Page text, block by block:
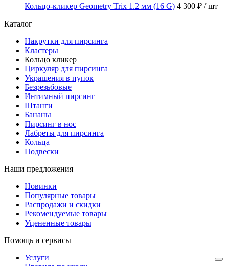
Кольцо-кликер Geometry Trix 1.2 мм (16 G) 4 300 ₽ / шт
Каталог
Накрутки для пирсинга
Кластеры
Кольцо кликер
Циркуляр для пирсинга
Украшения в пупок
Безрезьбовые
Интимный пирсинг
Штанги
Бананы
Пирсинг в нос
Лабреты для пирсинга
Кольца
Подвески
Наши предложения
Новинки
Популярные товары
Распродажи и скидки
Рекомендуемые товары
Уцененные товары
Помощь и сервисы
Услуги